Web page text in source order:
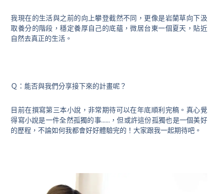
我現在的生活與之前的向上攀登截然不同，更像是岩蘭草向下汲
取養分的階段，穩定養厚自己的底蘊，微居台東一個夏天，貼近
自然去真正的生活。
Ｑ：能否與我們分享接下來的計畫呢？
目前在撰寫第三本小說，非常期待可以在年底順利完稿。真心覺
得寫小說是一件全然孤獨的事……，但或許這份孤獨也是一個美好
的歷程，不論如何我都會好好體驗完的！大家跟我一起期待吧。